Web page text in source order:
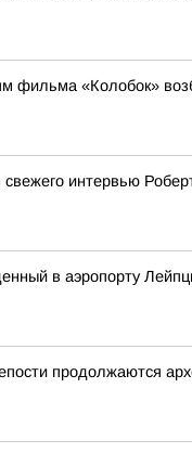
фильма «Колобок»
интервью
в аэропорту
продолжаются